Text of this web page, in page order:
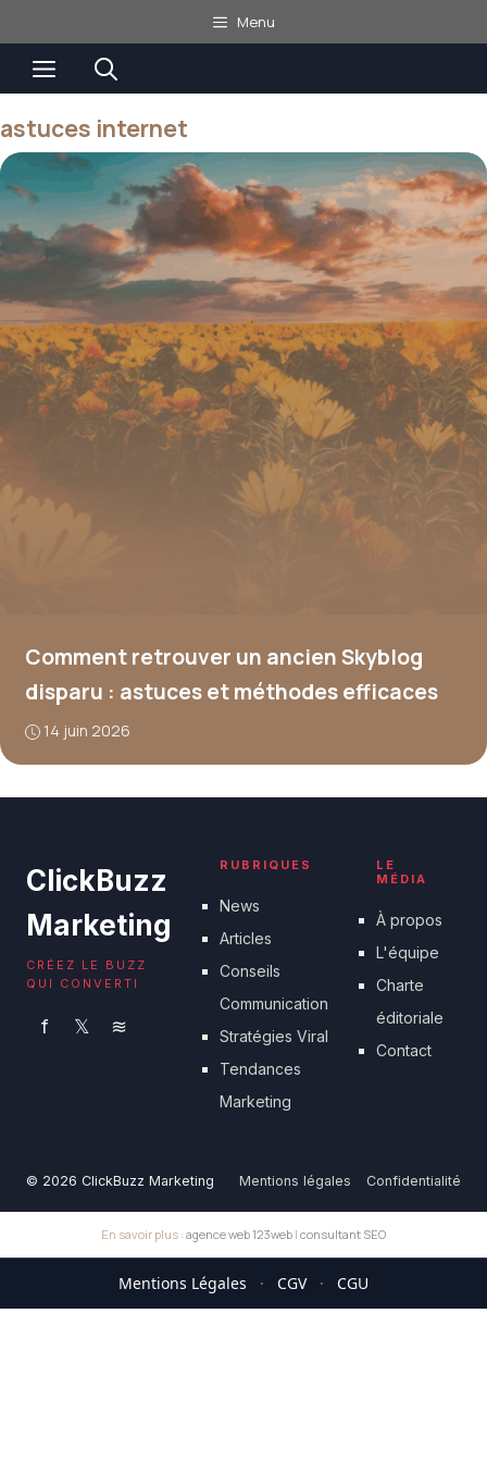
au
contenu
Menu
Menu
astuces internet
Comment retrouver un ancien Skyblog
disparu : astuces et méthodes efficaces
14 juin 2026
ClickBuzz
Marketing
CRÉEZ LE BUZZ
QUI CONVERTI
f 𝕏 ≋
RUBRIQUES
News
Articles
Conseils
Communication
Stratégies Viral
Tendances
Marketing
LE
MÉDIA
À propos
L'équipe
Charte
éditoriale
Contact
© 2026 ClickBuzz Marketing Mentions légales Confidentialité
En savoir plus : agence web 123web | consultant SEO
Mentions Légales · CGV · CGU